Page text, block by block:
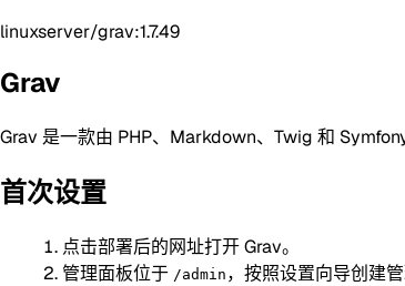
linuxserver/grav:1.7.49
Grav
Grav 是一款由 PHP、Markdown、Twig 和
首次设置
点击部署后的网址打开 Grav。
管理面板位于 /admin ，按照设置向导创建管